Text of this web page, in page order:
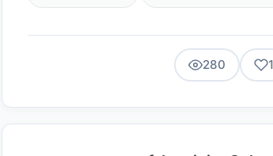
280 1